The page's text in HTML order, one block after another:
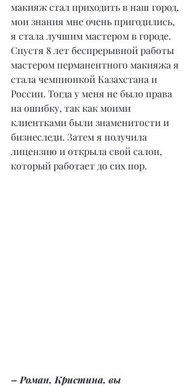
макияж стал приходить в наш город,
мои знания мне очень пригодились,
я стала лучшим мастером в городе.
Спустя 8 лет беспрерывной работы
мастером перманентного макияжа я
стала чемпионкой Казахстана и
России. Тогда у меня не было права
на ошибку, так как моими
клиентками были знаменитости и
бизнеследи. Затем я получила
лицензию и открыла свой салон,
который работает до сих пор.
– Роман, Кристина, вы